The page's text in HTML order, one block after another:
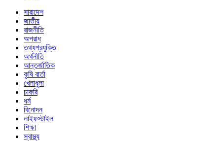
সারাদেশ
জাতীয়
রাজনীতি
অপরাধ
তথ্যপ্রযুক্তি
অর্থনীতি
আন্তর্জাতিক
কৃষি বার্তা
খেলাধুলা
চাকরি
ধর্ম
বিনোদন
লাইফস্টাইল
শিক্ষা
স্বাস্থ্য